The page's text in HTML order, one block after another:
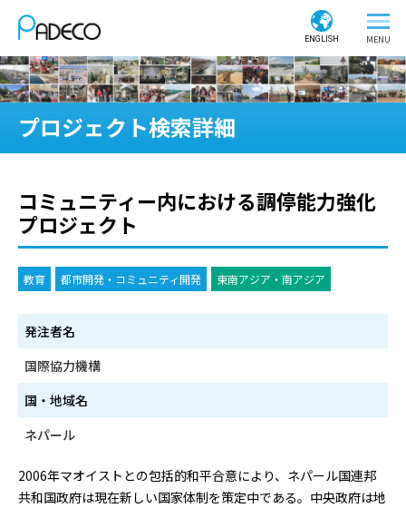
ENGLISH
プロジェクト検索詳細
コミュニティー内における調停能力強化
プロジェクト
教育 都市開発・コミュニティ開発 東南アジア・南アジア
発注者名
国際協力機構
国・地域名
ネパール
2006年マオイストとの包括的和平合意により、ネパール国連邦
共和国政府は現在新しい国家体制を策定中である。中央政府は地